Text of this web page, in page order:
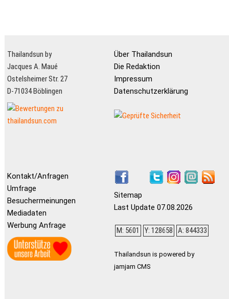
Thailandsun by
Jacques A. Maué
Ostelsheimer Str. 27
D-71034 Böblingen
Über Thailandsun
Die Redaktion
Impressum
Datenschutzerklärung
Kontakt/Anfragen
Umfrage
Besuchermeinungen
Mediadaten
Werbung Anfrage
Sitemap
Last Update 07.08.2026
M: 5601 Y: 128658 A: 844333
Thailandsun is powered by
jamjam CMS